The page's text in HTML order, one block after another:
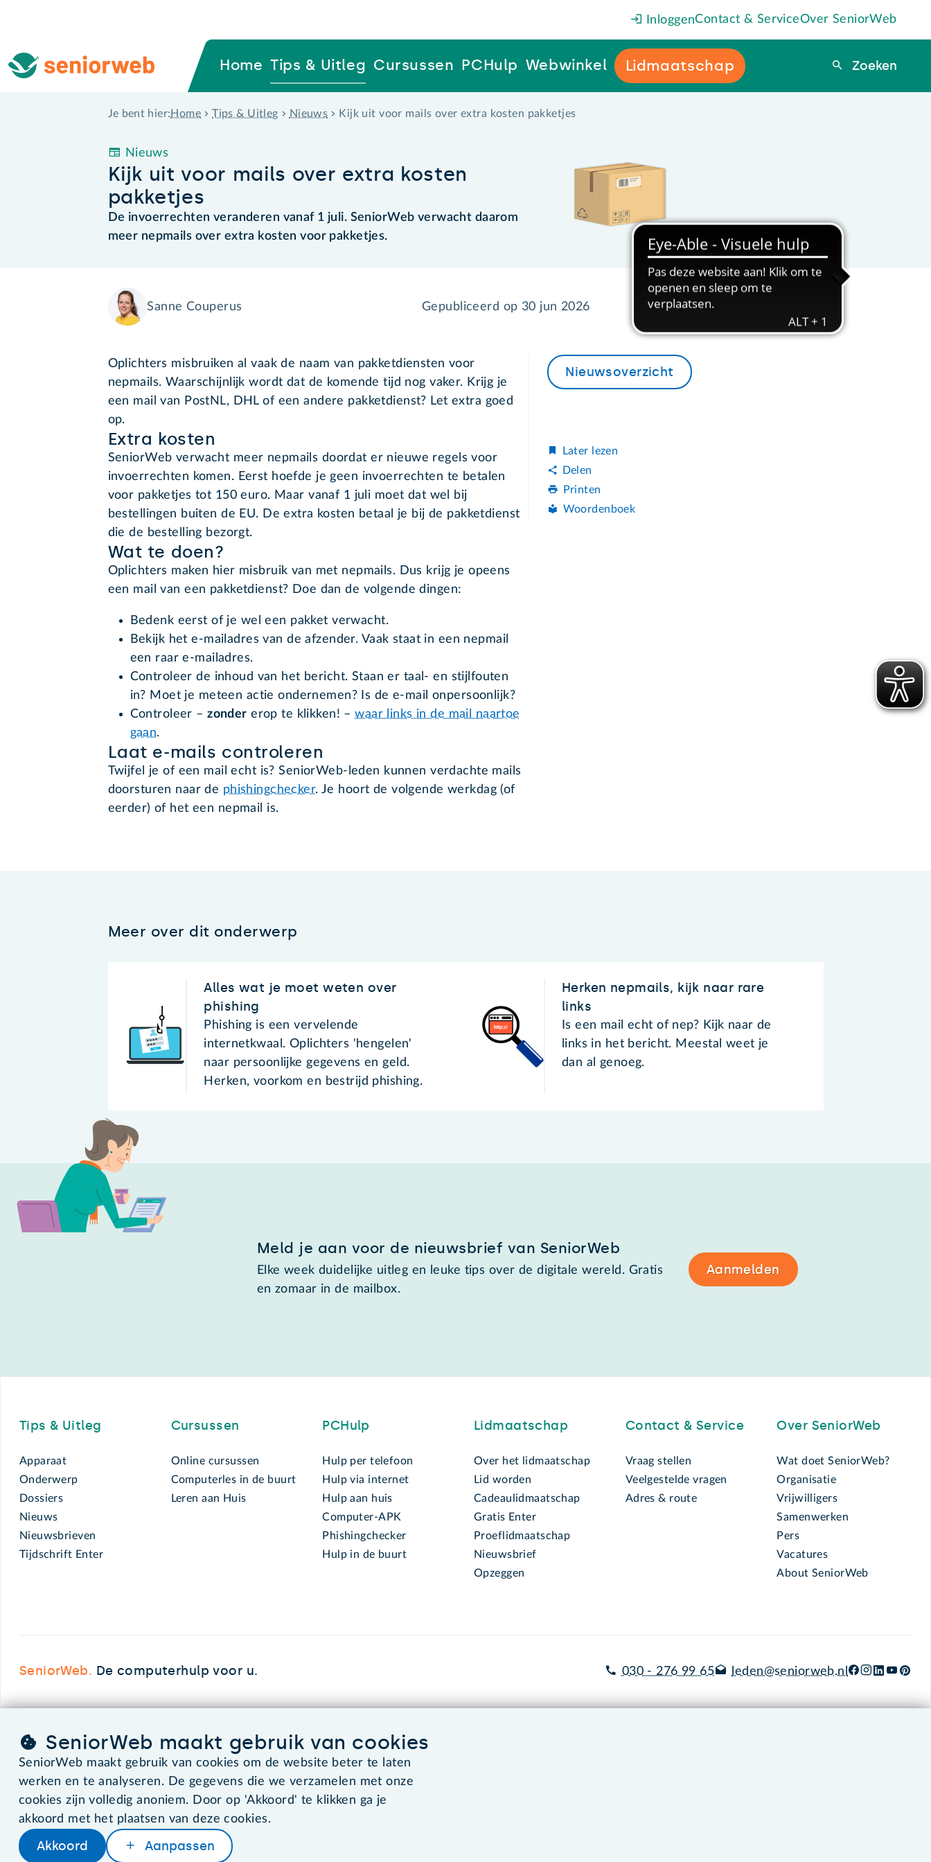
InloggenContact & ServiceOver SeniorWeb
Home Tips & Uitleg Cursussen PCHulp Webwinkel Lidmaatschap Zoeken
Zoeken
Je bent hier: Home Tips & Uitleg Nieuws Kijk uit voor mails over extra kosten pakketjes
Nieuws
Kijk uit voor mails over extra kosten
pakketjes
De invoerrechten veranderen vanaf 1 juli. SeniorWeb verwacht daarom
meer nepmails over extra kosten voor pakketjes.
Sanne Couperus Gepubliceerd op 30 jun 2026
Oplichters misbruiken al vaak de naam van pakketdiensten voor
nepmails. Waarschijnlijk wordt dat de komende tijd nog vaker. Krijg je
een mail van PostNL, DHL of een andere pakketdienst? Let extra goed
op.
Extra kosten
SeniorWeb verwacht meer nepmails doordat er nieuwe regels voor
invoerrechten komen. Eerst hoefde je geen invoerrechten te betalen
voor pakketjes tot 150 euro. Maar vanaf 1 juli moet dat wel bij
bestellingen buiten de EU. De extra kosten betaal je bij de pakketdienst
die de bestelling bezorgt.
Wat te doen?
Oplichters maken hier misbruik van met nepmails. Dus krijg je opeens
een mail van een pakketdienst? Doe dan de volgende dingen:
Bedenk eerst of je wel een pakket verwacht.
Bekijk het e-mailadres van de afzender. Vaak staat in een nepmail
een raar e-mailadres.
Controleer de inhoud van het bericht. Staan er taal- en stijlfouten
in? Moet je meteen actie ondernemen? Is de e-mail onpersoonlijk?
Controleer –zonder erop te klikken! –waar links in de mail naartoe
gaan.
Laat e-mails controleren
Twijfel je of een mail echt is? SeniorWeb-leden kunnen verdachte mails
doorsturen naar de phishingchecker. Je hoort de volgende werkdag (of
eerder) of het een nepmail is.
Nieuwsoverzicht
Later lezen
Delen
Printen
Woordenboek
Meer over dit onderwerp
Alles wat je moet weten over
phishing
Phishing is een vervelende
internetkwaal. Oplichters 'hengelen'
naar persoonlijke gegevens en geld.
Herken, voorkom en bestrijd phishing.
Herken nepmails, kijk naar rare
links
Is een mail echt of nep? Kijk naar de
links in het bericht. Meestal weet je
dan al genoeg.
Meld je aan voor de nieuwsbrief van SeniorWeb
Elke week duidelijke uitleg en leuke tips over de digitale wereld. Gratis
en zomaar in de mailbox.
Aanmelden
Tips & Uitleg
Apparaat
Onderwerp
Dossiers
Nieuws
Nieuwsbrieven
Tijdschrift Enter
Cursussen
Online cursussen
Computerles in de buurt
Leren aan Huis
PCHulp
Hulp per telefoon
Hulp via internet
Hulp aan huis
Computer-APK
Phishingchecker
Hulp in de buurt
Lidmaatschap
Over het lidmaatschap
Lid worden
Cadeaulidmaatschap
Gratis Enter
Proeflidmaatschap
Nieuwsbrief
Opzeggen
Contact & Service
Vraag stellen
Veelgestelde vragen
Adres & route
Over SeniorWeb
Wat doet SeniorWeb?
Organisatie
Vrijwilligers
Samenwerken
Pers
Vacatures
About SeniorWeb
SeniorWeb. De computerhulp voor u. 030 - 276 99 65 leden@seniorweb.nl
SeniorWeb maakt gebruik van cookies
SeniorWeb maakt gebruik van cookies om de website beter te laten
werken en te analyseren. De gegevens die we verzamelen met onze
cookies zijn volledig anoniem. Door op 'Akkoord' te klikken ga je
akkoord met het plaatsen van deze cookies.
Akkoord Aanpassen